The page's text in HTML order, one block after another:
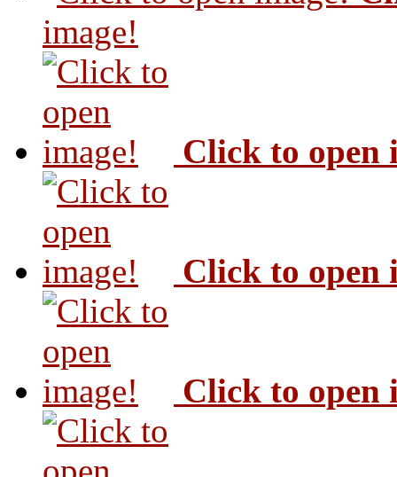
image!
Click to open
Click to open
Click to open